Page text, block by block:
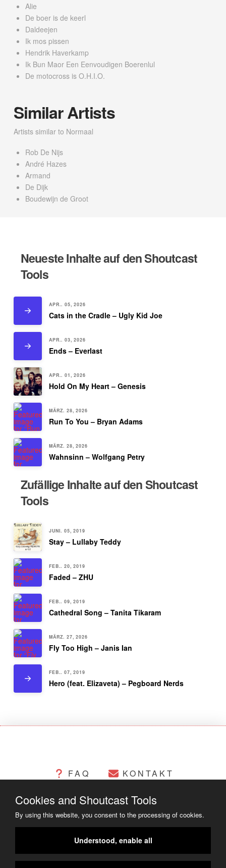
Alie
De boer is de keerl
Daldeejen
Ik mos pissen
Hendrik Haverkamp
Ik Bun Maor Een Eenvoudigen Boerenlul
De motocross is O.H.I.O.
Similar Artists
Artists similar to Normaal
Rob De Nijs
André Hazes
Armand
De Dijk
Boudewijn de Groot
Neueste Inhalte auf den Shoutcast
Tools
APR.. 05, 2026
Cats in the Cradle – Ugly Kid Joe
APR.. 03, 2026
Ends – Everlast
APR.. 01, 2026
Hold On My Heart – Genesis
MÄRZ. 28, 2026
Run To You – Bryan Adams
MÄRZ. 28, 2026
Wahnsinn – Wolfgang Petry
Zufällige Inhalte auf den Shoutcast
Tools
JUNI. 05, 2019
Stay – Lullaby Teddy
FEB.. 20, 2019
Faded – ZHU
FEB.. 09, 2019
Cathedral Song – Tanita Tikaram
MÄRZ. 27, 2026
Fly Too High – Janis Ian
FEB.. 07, 2019
Hero (feat. Elizaveta) – Pegboard Nerds
FAQ KONTAKT
CHANGELOG COOKIES
COPYRIGHT ©2014 - 2023
Cookies and Shoutcast Tools
By using this website, you consent to the processing of cookies.
Understood, enable all